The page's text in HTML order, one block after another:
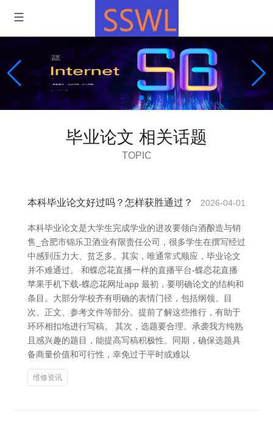
毕业论文 相关话题
TOPIC
本科毕业论文好过吗？怎样获胜通过？ 2026-04-01
本科毕业论文是大学生完成学业的进攻要领白酒酿造与销
售_合肥市锦乐卫酒业有限责任公司，很多学生在撰写经过
中感到压力大、贫乏多。其实，唯通常式顺应，毕业论文
并不难通过。 和蝶恋花直播一样的直播平台-蝶恋花直播
苹果手机下载-蝶恋花网址app 最初，要明确论文的结构和
条目。大部分学校齐有明确的表情门径，包括纲领、目
次、正文、参考文件等部分。提前了解这些推行，有助于
环环相扣地进行写稿。 其次，选题要合理。承袭我方纯熟
且感兴趣的题目，能提高写稿积极性。同期，确保选题具
备商量价值和可行性，幸免过于平时或难以
维修资讯